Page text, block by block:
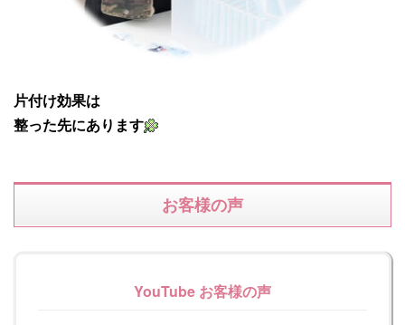
片付け効果は
整った先にあります
お客様の声
YouTube お客様の声